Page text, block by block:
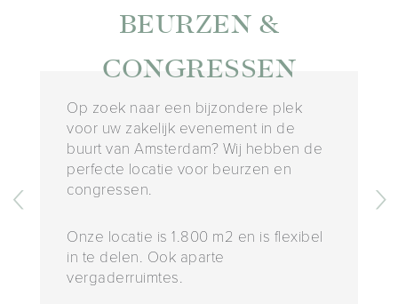
BEURZEN &
CONGRESSEN
Op zoek naar een bijzondere plek
voor uw zakelijk evenement in de
buurt van Amsterdam? Wij hebben de
perfecte locatie voor beurzen en
congressen.
Onze locatie is 1.800 m2 en is flexibel
in te delen. Ook aparte
vergaderruimtes.
‹ ›